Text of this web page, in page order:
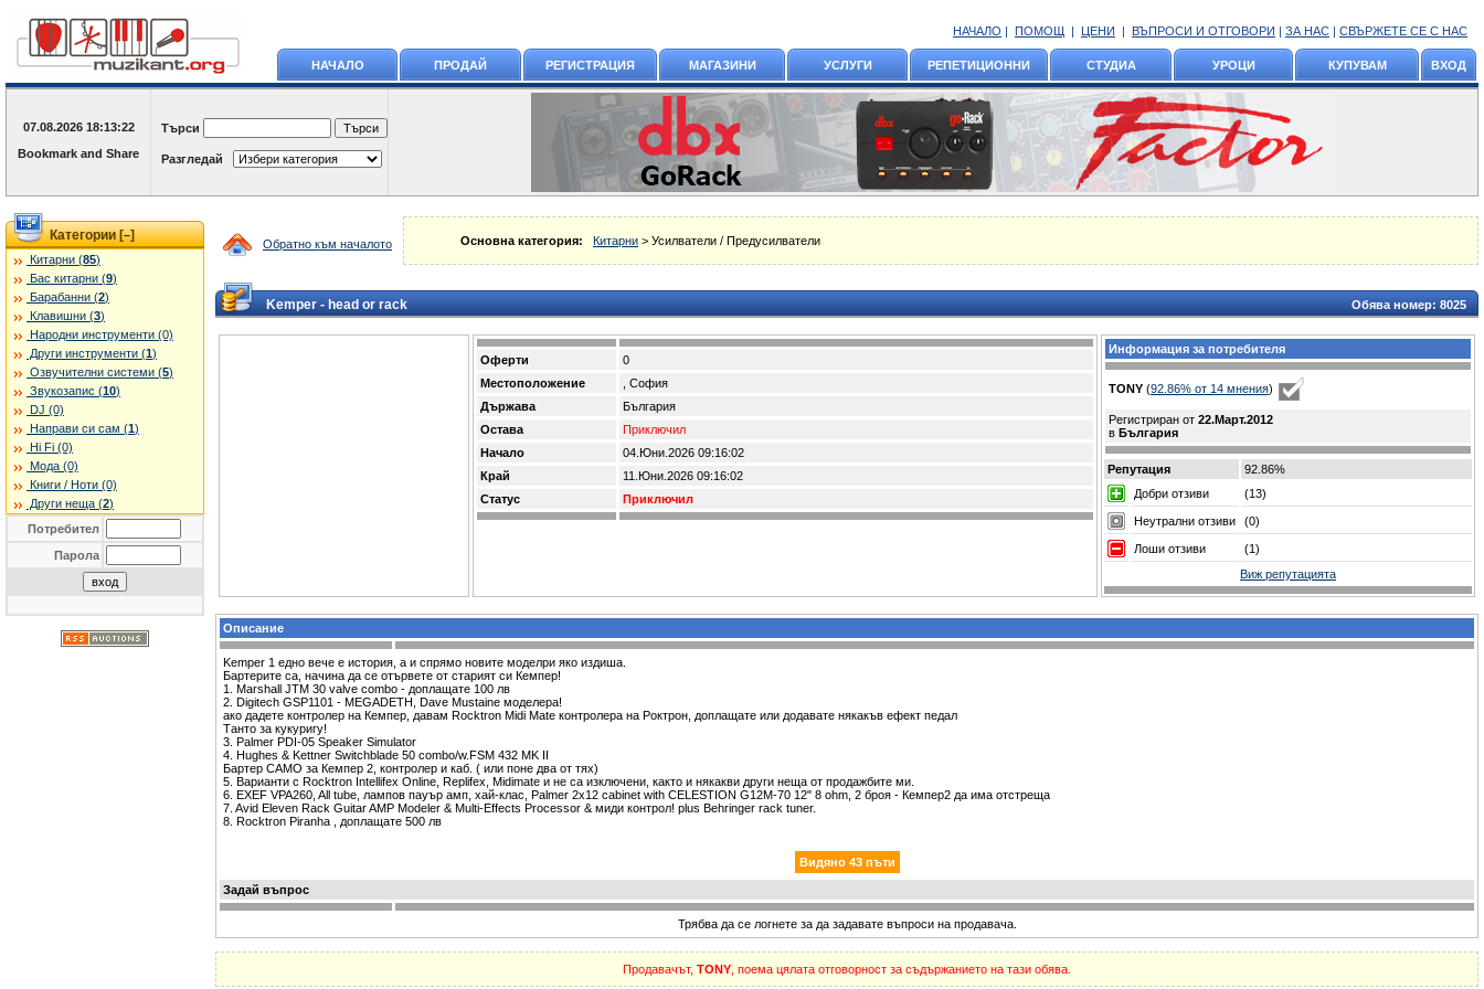
НАЧАЛО | ПОМОЩ | ЦЕНИ | ВЪПРОСИ И ОТГОВОРИ | ЗА НАС | СВЪРЖЕТЕ СЕ С НАС
НАЧАЛО ПРОДАЙ РЕГИСТРАЦИЯ МАГАЗИНИ УСЛУГИ РЕПЕТИЦИОННИ СТУДИА УРОЦИ КУПУВАМ ВХОД
07.08.2026 18:13:22 Търси
Разгледай
Категории [–]
Китарни (85)
Бас китарни (9)
Барабанни (2)
Клавишни (3)
Народни инструменти (0)
Други инструменти (1)
Озвучителни системи (5)
Звукозапис (10)
DJ (0)
Направи си сам (1)
Hi Fi (0)
Мода (0)
Книги / Ноти (0)
Други неща (2)
Потребител
Парола
Обратно към началото Основна категория: Китарни > Усилватели / Предусилватели
Kemper - head or rack Обява номер:8025
Оферти
0
Местоположение
, София
Държава
България
Остава
Приключил
Начало
04.Юни.2026 09:16:02
Край
11.Юни.2026 09:16:02
Статус
Приключил
Информация за потребителя
TONY (92.86% oт 14 мнения)
Регистриран от 22.Март.2012
в България
Репутация
92.86%
Добри отзиви
(13)
Неутрални отзиви (0)
Лоши отзиви
(1)
Виж репутацията
Описание
Kemper 1 едно вече е история, а и спрямо новите моделри яко издиша.
Бартерите са, начина да се отървете от старият си Кемпер!
1. Marshall JTM 30 valve combo - доплащате 100 лв
2. Digitech GSP1101 - MEGADETH, Dave Mustaine моделера!
ако дадете контролер на Кемпер, давам Rocktron Midi Mate контролера на Роктрон, доплащате или додавате някакъв ефект педал
Танто за кукуригу!
3. Palmer PDI-05 Speaker Simulator
4. Hughes & Kettner Switchblade 50 combo/w.FSM 432 MK II
Бартер САМО за Кемпер 2, контролер и каб. ( или поне два от тях)
5. Варианти с Rocktron Intellifex Online, Replifex, Midimate и не са изключени, както и някакви други неща от продажбите ми.
6. EXEF VPA260, All tube, лампов пауър амп, хай-клас, Palmer 2x12 cabinet with CELESTION G12M-70 12" 8 ohm, 2 броя - Кемпер2 да има отстреща
7. Avid Eleven Rack Guitar AMP Modeler & Multi-Effects Processor & миди контрол! plus Behringer rack tuner.
8. Rocktron Piranha , доплащате 500 лв
Видяно 43 пъти
Задай въпрос
Трябва да се логнете за да задавате въпроси на продавача.
Продавачът, TONY , поема цялата отговорност за съдържанието на тази обява.